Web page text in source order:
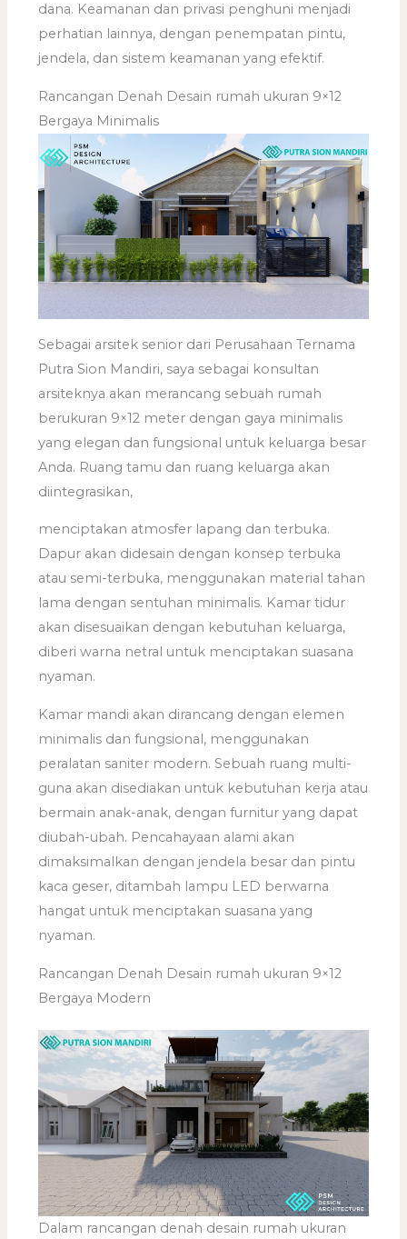
dana. Keamanan dan privasi penghuni menjadi
perhatian lainnya, dengan penempatan pintu,
jendela, dan sistem keamanan yang efektif.
Rancangan Denah Desain rumah ukuran 9×12
Bergaya Minimalis
Sebagai arsitek senior dari Perusahaan Ternama
Putra Sion Mandiri, saya sebagai konsultan
arsiteknya akan merancang sebuah rumah
berukuran 9×12 meter dengan gaya minimalis
yang elegan dan fungsional untuk keluarga besar
Anda. Ruang tamu dan ruang keluarga akan
diintegrasikan,
menciptakan atmosfer lapang dan terbuka.
Dapur akan didesain dengan konsep terbuka
atau semi-terbuka, menggunakan material tahan
lama dengan sentuhan minimalis. Kamar tidur
akan disesuaikan dengan kebutuhan keluarga,
diberi warna netral untuk menciptakan suasana
nyaman.
Kamar mandi akan dirancang dengan elemen
minimalis dan fungsional, menggunakan
peralatan saniter modern. Sebuah ruang multi-
guna akan disediakan untuk kebutuhan kerja atau
bermain anak-anak, dengan furnitur yang dapat
diubah-ubah. Pencahayaan alami akan
dimaksimalkan dengan jendela besar dan pintu
kaca geser, ditambah lampu LED berwarna
hangat untuk menciptakan suasana yang
nyaman.
Rancangan Denah Desain rumah ukuran 9×12
Bergaya Modern
Dalam rancangan denah desain rumah ukuran